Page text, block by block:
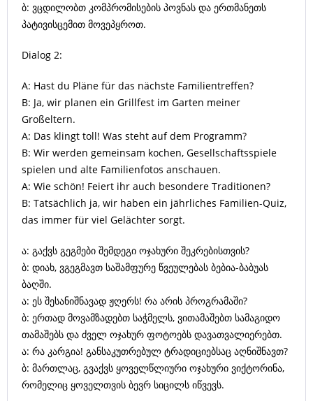
ბ: ვცდილობთ კომპრომისების პოვნას და ერთმანეთს
პატივისცემით მოვეპყროთ.
Dialog 2:
A: Hast du Pläne für das nächste Familientreffen?
B: Ja, wir planen ein Grillfest im Garten meiner
Großeltern.
A: Das klingt toll! Was steht auf dem Programm?
B: Wir werden gemeinsam kochen, Gesellschaftsspiele
spielen und alte Familienfotos anschauen.
A: Wie schön! Feiert ihr auch besondere Traditionen?
B: Tatsächlich ja, wir haben ein jährliches Familien-Quiz,
das immer für viel Gelächter sorgt.
ა: გაქვს გეგმები შემდეგი ოჯახური შეკრებისთვის?
ბ: დიახ, ვგეგმავთ საშამფურე წვეულებას ბებია-ბაბუას
ბაღში.
ა: ეს შესანიშნავად ჟღერს! რა არის პროგრამაში?
ბ: ერთად მოვამზადებთ საჭმელს, ვითამაშებთ სამაგიდო
თამაშებს და ძველ ოჯახურ ფოტოებს დავათვალიერებთ.
ა: რა კარგია! განსაკუთრებულ ტრადიციებსაც აღნიშნავთ?
ბ: მართლაც, გვაქვს ყოველწლიური ოჯახური ვიქტორინა,
რომელიც ყოველთვის ბევრ სიცილს იწვევს.